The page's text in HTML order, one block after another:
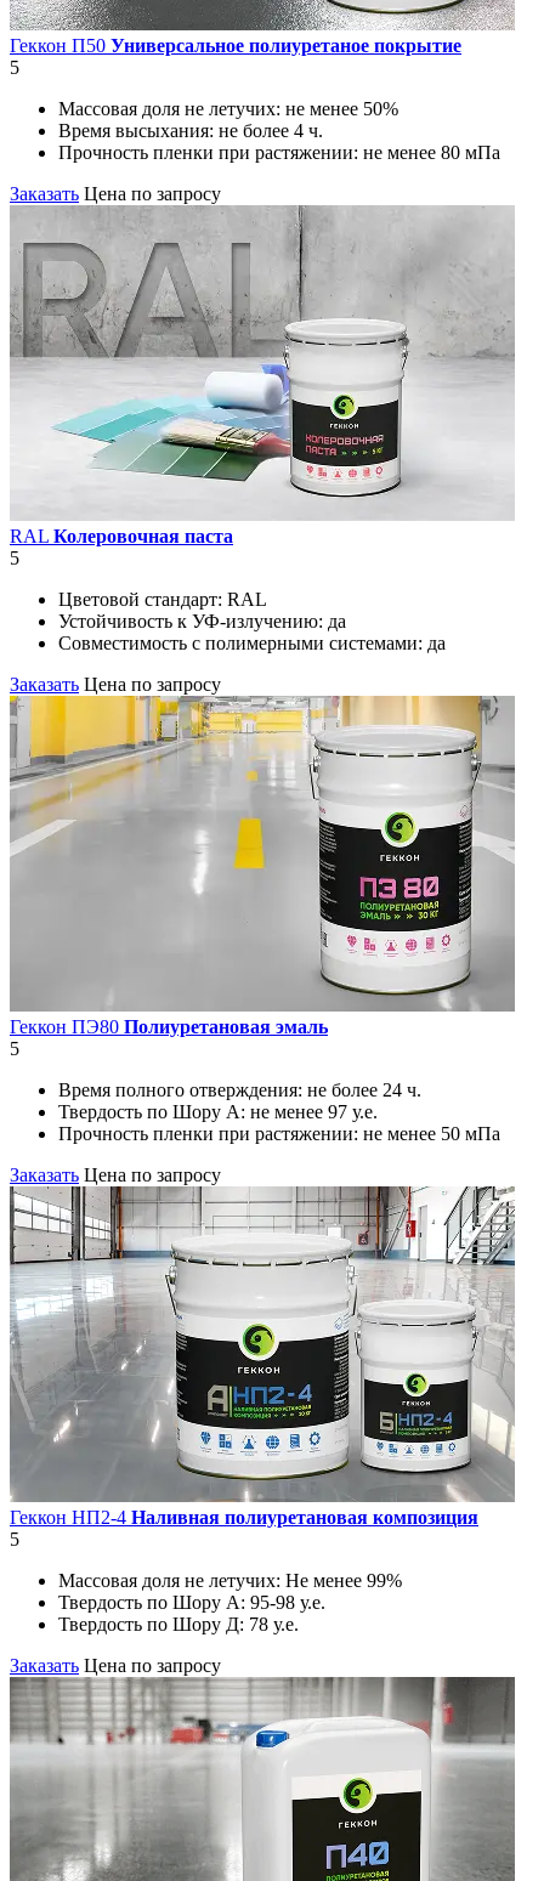
Геккон П50 Универсальное полиуретаное покрытие
5
Массовая доля не летучих: не менее 50%
Время высыхания: не более 4 ч.
Прочность пленки при растяжении: не менее 80 мПа
Заказать Цена по запросу
RAL Колеровочная паста
5
Цветовой стандарт: RAL
Устойчивость к УФ-излучению: да
Совместимость с полимерными системами: да
Заказать Цена по запросу
Геккон ПЭ80 Полиуретановая эмаль
5
Время полного отверждения: не более 24 ч.
Твердость по Шору А: не менее 97 у.е.
Прочность пленки при растяжении: не менее 50 мПа
Заказать Цена по запросу
Геккон НП2-4 Наливная полиуретановая композиция
5
Массовая доля не летучих: Не менее 99%
Твердость по Шору А: 95-98 у.е.
Твердость по Шору Д: 78 у.е.
Заказать Цена по запросу